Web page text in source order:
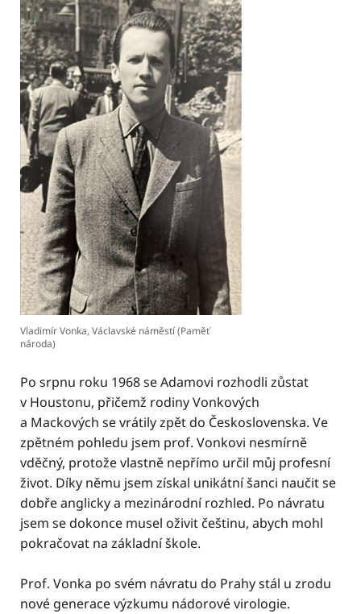
Vladimír Vonka, Václavské náměstí (Paměť
národa)
Po srpnu roku 1968 se Adamovi rozhodli zůstat
v Houstonu, přičemž rodiny Vonkových
a Mackových se vrátily zpět do Československa. Ve
zpětném pohledu jsem prof. Vonkovi nesmírně
vděčný, protože vlastně nepřímo určil můj profesní
život. Díky němu jsem získal unikátní šanci naučit se
dobře anglicky a mezinárodní rozhled. Po návratu
jsem se dokonce musel oživit češtinu, abych mohl
pokračovat na základní škole.
Prof. Vonka po svém návratu do Prahy stál u zrodu
nové generace výzkumu nádorové virologie.